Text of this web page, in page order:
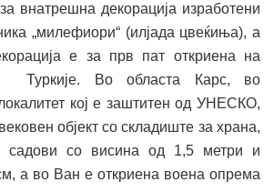
внатрешна декорација изработени
„милефиори“ (илјада цвеќиња), а
е за прв пат откриена на
Туркије. Во областа Карс, во
кој е заштитен од УНЕСКО,
објект со складиште за храна,
садови со висина од 1,5 метри и
а во Ван е откриена воена опрема